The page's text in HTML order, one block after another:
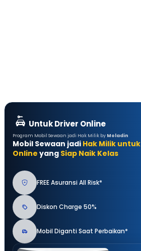
Untuk Driver Online
Program Mobil Sewaan jadi Hak Milik by Moladin
Mobil Sewaan jadi Hak Milik untuk
Online yang Siap Naik Kelas
FREE Asuransi All Risk*
Diskon Charge 50%
Mobil Diganti Saat Perbaikan*